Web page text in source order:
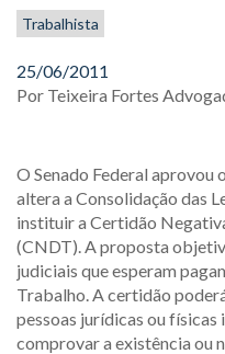
Trabalhista
25/06/2011
Por Teixeira Fortes
O Senado Federal aprovou
altera a Consolidação das
instituir a Certidão
(CNDT). A proposta
judiciais que esperam
Trabalho. A certidão
pessoas jurídicas ou físicas
comprovar a existência ou